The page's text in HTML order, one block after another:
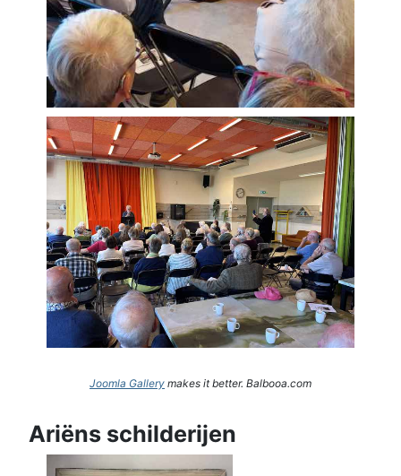
Joomla Gallery makes it better. Balbooa.com
Ariëns schilderijen